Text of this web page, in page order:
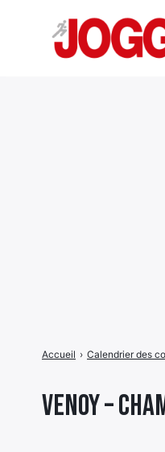
Venoy –
Accueil ›